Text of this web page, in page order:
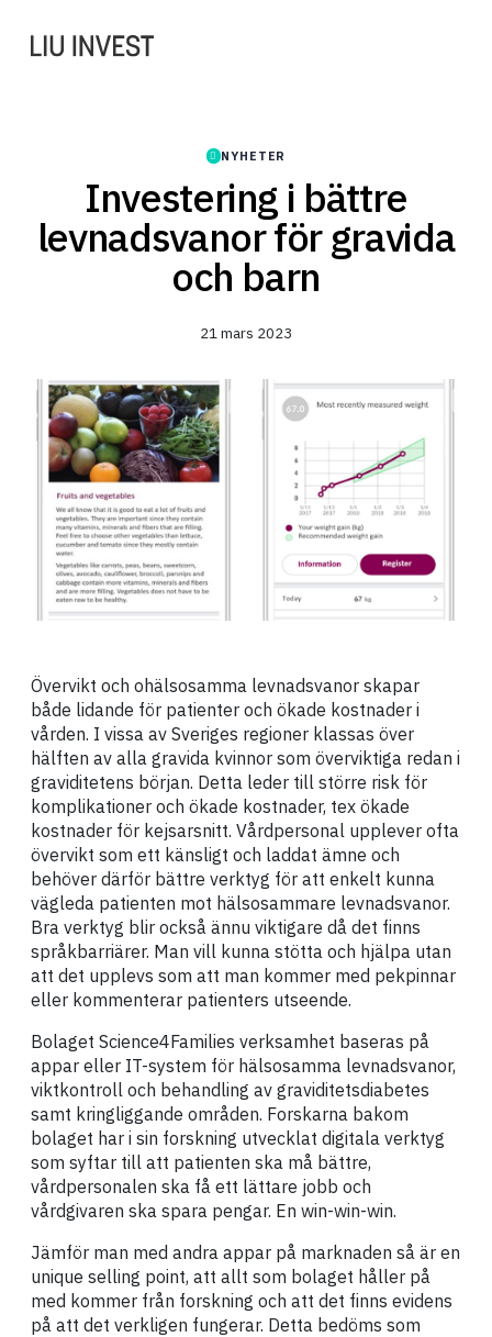
NYHETER
Investering i bättre
levnadsvanor för gravida
och barn
21 mars 2023
Övervikt och ohälsosamma levnadsvanor skapar
både lidande för patienter och ökade kostnader i
vården. I vissa av Sveriges regioner klassas över
hälften av alla gravida kvinnor som överviktiga redan i
graviditetens början. Detta leder till större risk för
komplikationer och ökade kostnader, tex ökade
kostnader för kejsarsnitt. Vårdpersonal upplever ofta
övervikt som ett känsligt och laddat ämne och
behöver därför bättre verktyg för att enkelt kunna
vägleda patienten mot hälsosammare levnadsvanor.
Bra verktyg blir också ännu viktigare då det finns
språkbarriärer. Man vill kunna stötta och hjälpa utan
att det upplevs som att man kommer med pekpinnar
eller kommenterar patienters utseende.
Bolaget Science4Families verksamhet baseras på
appar eller IT-system för hälsosamma levnadsvanor,
viktkontroll och behandling av graviditetsdiabetes
samt kringliggande områden. Forskarna bakom
bolaget har i sin forskning utvecklat digitala verktyg
som syftar till att patienten ska må bättre,
vårdpersonalen ska få ett lättare jobb och
vårdgivaren ska spara pengar. En win-win-win.
Jämför man med andra appar på marknaden så är en
unique selling point, att allt som bolaget håller på
med kommer från forskning och att det finns evidens
på att det verkligen fungerar. Detta bedöms som